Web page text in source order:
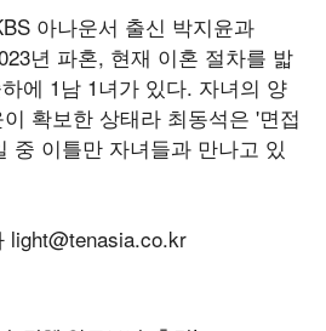
아나운서 출신 박지윤과
년 파혼, 현재 이혼 절차를 밟
에 1남 1녀가 있다. 자녀의 양
확보한 상태라 최동석은 '면접
중 이틀만 자녀들과 만나고 있
light@tenasia.co.kr